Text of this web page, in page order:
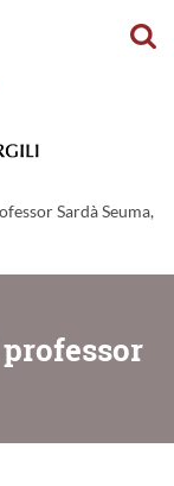
Sardà Seuma,